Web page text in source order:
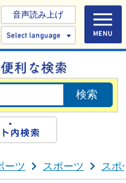
音声読み上げ
Select
検索
ーツ スポーツ スポ